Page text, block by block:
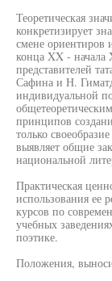
Теоретическая
конкретизирует
смене ориентиров
конца XX - начала
представителей
Сафина и Н.
индивидуальной
принципов
только
выявляет общие
национальной
Практическая
использования ее
курсов по
учебных
поэтике.
Положения,